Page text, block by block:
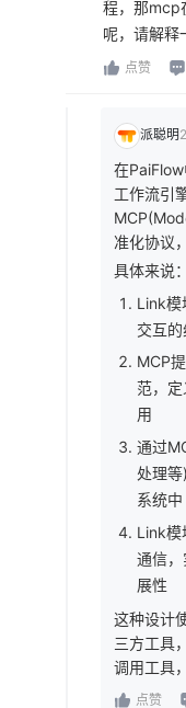
程，那mcp
呢，请解释
点赞
派聪明
在
工作流引
准化协议
具体来说：
Link模
交互
MCP
范，
用
通过
处理
系统中
Link模
通信
展性
这种设计
三方工具
调用工具
点赞